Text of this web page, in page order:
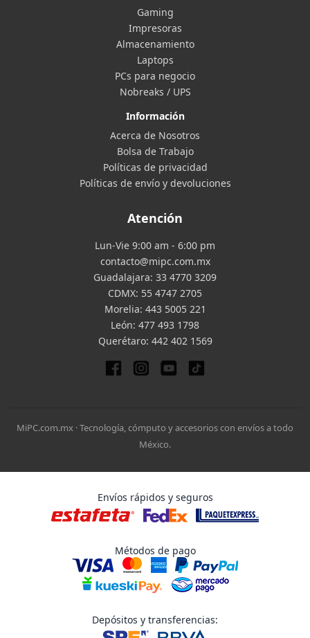
Gaming
Impresoras
Almacenamiento
Laptops
PCs para negocio
Nobreaks / UPS
Información
Acerca de Nosotros
Bolsa de Trabajo
Políticas de privacidad
Políticas de envío y devoluciones
Atención
Lun-Vie 9:00 am - 6:00 pm
contacto@mipc.com.mx
Guadalajara: 33 4770 3209
CDMX: 55 4747 2705
Morelia: 443 5005 221
León: 477 493 1798
Querétaro: 442 402 1569
MiPC.com.mx · Tecnología, cómputo y accesorios con envíos a todo
México.
Envíos rápidos y seguros
Métodos de pago
Depósitos y transferencias: